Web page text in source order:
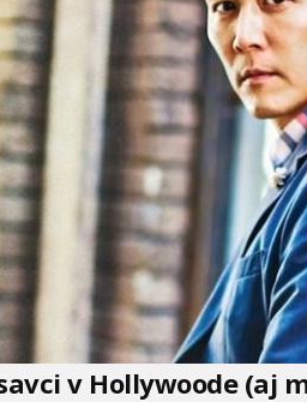
v Hollywoode (aj